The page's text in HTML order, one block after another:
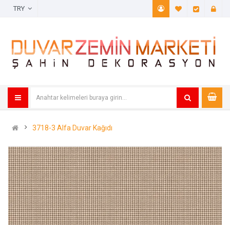
A. Listem
3718-3 Alfa Duvar Kağıdı